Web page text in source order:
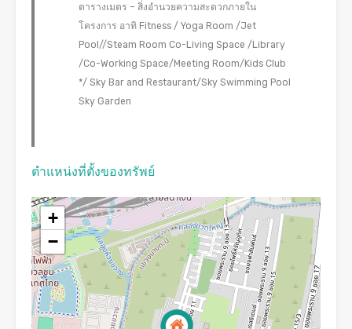
ตารางเมตร – สิ่งอำนวยความสะดวกภายใน
โครงการ อาทิ Fitness / Yoga Room /Jet
Pool//Steam Room Co-Living Space /Library
/Co-Working Space/Meeting Room/Kids Club
*/ Sky Bar and Restaurant/Sky Swimming Pool
Sky Garden
ตำแหน่งที่ตั้งของทรัพย์
+
−